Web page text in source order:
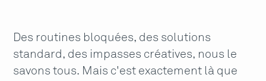
Des routines bloquées, des solutions
standard, des impasses créatives, nous le
savons tous. Mais c'est exactement là que